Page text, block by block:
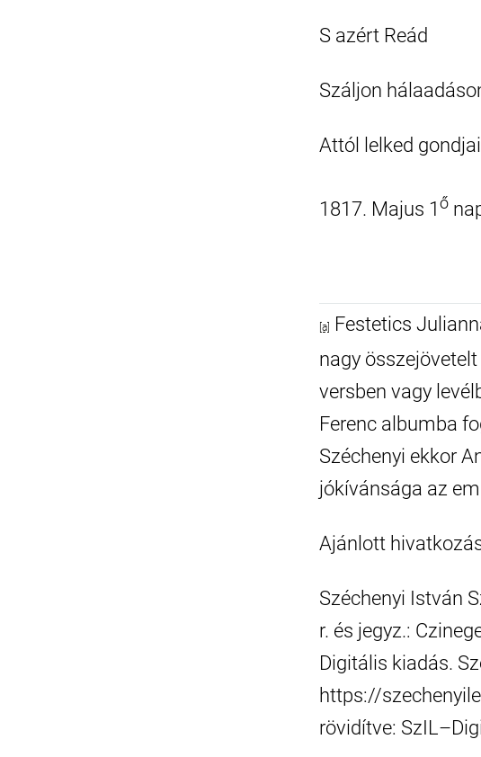
S azért Reád
Száljon
Attól lelked
1817. Majus 1 ő
[a]
Festetics
nagy
versben vagy
Ferenc albumba
Széchenyi ekkor
jókívánsága az
Ajánlott
Széchenyi István
r. és jegyz.:
Digitális kiadás.
https://
rövidítve: